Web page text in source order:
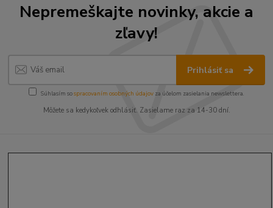
Nepremeškajte novinky, akcie a
zľavy!
Prihlásiť sa
Súhlasím sospracovaním osobných údajov za účelom zasielania newslettera.
Môžete sa kedykoľvek odhlásiť. Zasielame raz za 14-30 dní.